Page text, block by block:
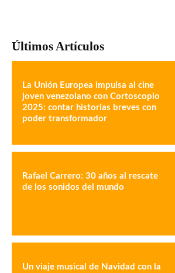
Últimos Artículos
La Unión Europea impulsa al cine
joven venezolano con Cortoscopio
2025: contar historias breves con
poder transformador
Rafael Carrero: 30 años al rescate
de los sonidos del mundo
Un viaje musical de Navidad con la